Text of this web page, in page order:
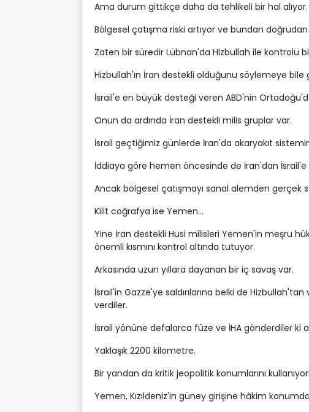
Ama durum gittikçe daha da tehlikeli bir hal alıyor.
Bölgesel çatışma riski artıyor ve bundan
Zaten bir süredir Lübnan'da Hizbullah ile kontrolü
Hizbullah'ın İran destekli olduğunu söylemeye bile
İsrail'e en büyük desteği veren ABD'nin
Onun da ardında İran destekli milis gruplar var.
İsrail geçtiğimiz günlerde İran'da akaryakıt
İddiaya göre hemen öncesinde de İran'dan İsrail'e
Ancak bölgesel çatışmayı sanal alemden
Kilit coğrafya ise Yemen...
Yine İran destekli Husi milisleri Yemen'in meşru
önemli kısmını kontrol altında tutuyor.
Arkasında uzun yıllara dayanan bir iç savaş var.
İsrail'in Gazze'ye saldırılarına belki de
verdiler.
İsrail yönüne defalarca füze ve İHA gönderdiler ki
Yaklaşık 2200 kilometre.
Bir yandan da kritik jeopolitik konumlarını
Yemen, Kızıldeniz'in güney girişine hâkim